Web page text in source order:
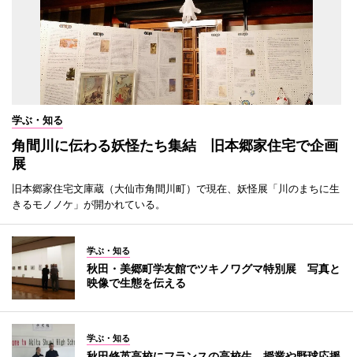
学ぶ・知る
角間川に伝わる妖怪たち集結 旧本郷家住宅で企画
展
旧本郷家住宅文庫蔵（大仙市角間川町）で現在、妖怪展「川のまちに生
きるモノノケ」が開かれている。
学ぶ・知る
秋田・美郷町学友館でツキノワグマ特別展 写真と
映像で生態を伝える
学ぶ・知る